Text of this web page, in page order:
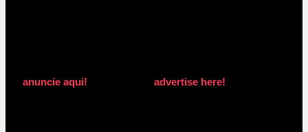
anuncie aqui! advertise here!